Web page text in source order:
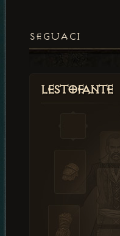
SEGUACI
Lestofante